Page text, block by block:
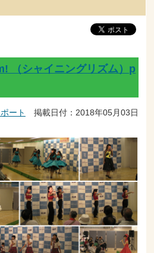
（シャイニングリズム）p
ート 掲載日付：2018年05月03日